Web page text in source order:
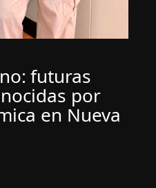
futuras
por
en Nueva